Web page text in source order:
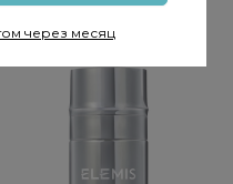
через месяц